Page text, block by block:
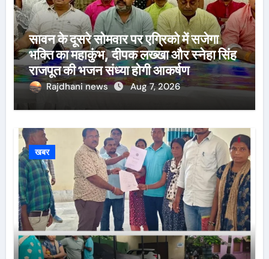
सावन के दूसरे सोमवार पर एग्रिको में सजेगा
भक्ति का महाकुंभ, दीपक लख्खा और स्नेहा सिंह
राजपूत की भजन संध्या होगी आकर्षण
Rajdhani news Aug 7, 2026
खबर